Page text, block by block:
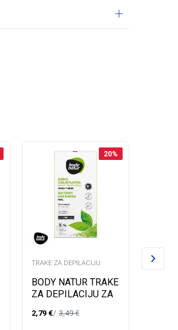
20%
TRAKE ZA DEPILACIJU
BODY NATUR TRAKE
ZA DEPILACIJU ZA
MATCHA TEA
2,79 € 3,49€
TRAKE